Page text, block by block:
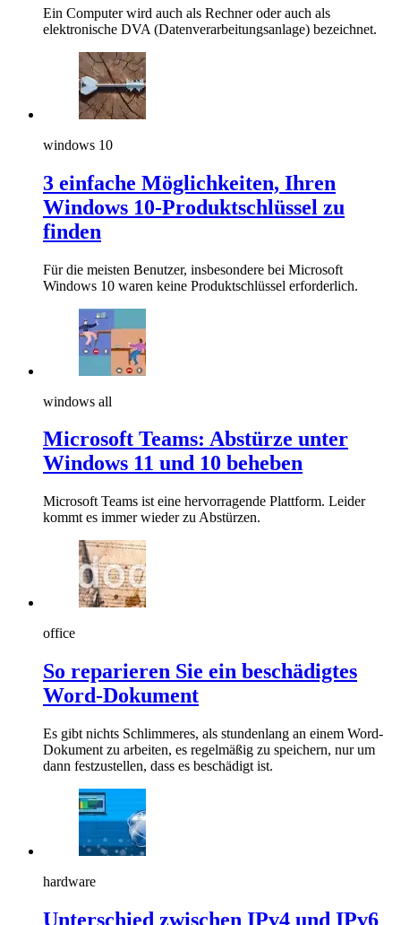
Ein Computer wird auch als Rechner oder auch als
elektronische DVA (Datenverarbeitungsanlage) bezeichnet.
windows 10
3 einfache Möglichkeiten, Ihren
Windows 10-Produktschlüssel zu
finden
Für die meisten Benutzer, insbesondere bei Microsoft
Windows 10 waren keine Produktschlüssel erforderlich.
windows all
Microsoft Teams: Abstürze unter
Windows 11 und 10 beheben
Microsoft Teams ist eine hervorragende Plattform. Leider
kommt es immer wieder zu Abstürzen.
office
So reparieren Sie ein beschädigtes
Word-Dokument
Es gibt nichts Schlimmeres, als stundenlang an einem Word-
Dokument zu arbeiten, es regelmäßig zu speichern, nur um
dann festzustellen, dass es beschädigt ist.
hardware
Unterschied zwischen IPv4 und IPv6